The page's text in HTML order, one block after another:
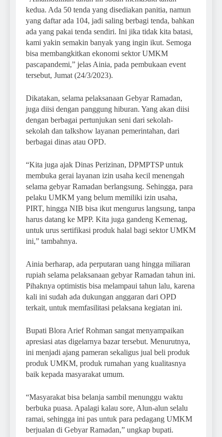
kedua. Ada 50 tenda yang disediakan panitia, namun
yang daftar ada 104, jadi saling berbagi tenda, bahkan
ada yang pakai tenda sendiri. Ini jika tidak kita batasi,
kami yakin semakin banyak yang ingin ikut. Semoga
bisa membangkitkan ekonomi sektor UMKM
pascapandemi,” jelas Ainia, pada pembukaan event
tersebut, Jumat (24/3/2023).
Dikatakan, selama pelaksanaan Gebyar Ramadan,
juga diisi dengan panggung hiburan. Yang akan diisi
dengan berbagai pertunjukan seni dari sekolah-
sekolah dan talkshow layanan pemerintahan, dari
berbagai dinas atau OPD.
“Kita juga ajak Dinas Perizinan, DPMPTSP untuk
membuka gerai layanan izin usaha kecil menengah
selama gebyar Ramadan berlangsung. Sehingga, para
pelaku UMKM yang belum memiliki izin usaha,
PIRT, hingga NIB bisa ikut mengurus langsung, tanpa
harus datang ke MPP. Kita juga gandeng Kemenag,
untuk urus sertifikasi produk halal bagi sektor UMKM
ini,” tambahnya.
Ainia berharap, ada perputaran uang hingga miliaran
rupiah selama pelaksanaan gebyar Ramadan tahun ini.
Pihaknya optimistis bisa melampaui tahun lalu, karena
kali ini sudah ada dukungan anggaran dari OPD
terkait, untuk memfasilitasi pelaksana kegiatan ini.
Bupati Blora Arief Rohman sangat menyampaikan
apresiasi atas digelarnya bazar tersebut. Menurutnya,
ini menjadi ajang pameran sekaligus jual beli produk
produk UMKM, produk rumahan yang kualitasnya
baik kepada masyarakat umum.
“Masyarakat bisa belanja sambil menunggu waktu
berbuka puasa. Apalagi kalau sore, Alun-alun selalu
ramai, sehingga ini pas untuk para pedagang UMKM
berjualan di Gebyar Ramadan,” ungkap bupati.